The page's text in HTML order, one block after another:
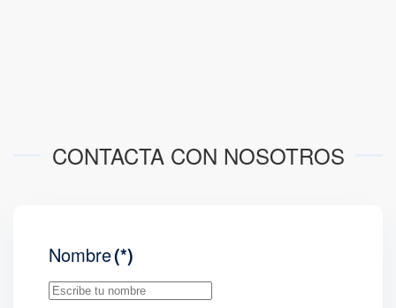
CONTACTA CON NOSOTROS
Nombre(*)